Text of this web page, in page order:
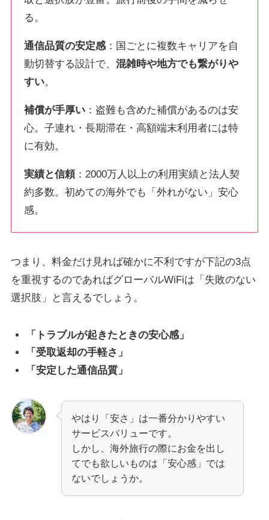
る。
通信品質の安定感 ：国ごとに複数キャリアを自
動切替する設計で、混雑時や地方でも繋がりや
すい。
補償が手厚い ：盗難も含めた補償があるのは安
心。子連れ・長期滞在・高額端末利用者には特
に有効。
実績と信頼：2000万人以上の利用実績と法人契
約多数。初めての海外でも「外れがない」安心
感。
つまり、料金だけ見れば確かに不利ですが下記の3点
を重視するのであればグローバルWiFiは「失敗のない
選択肢」と言えるでしょう。
「トラブルが起きたときの安心感」
「受取返却の手軽さ」
「安定した通信品質」
やはり「安さ」は一番分かりやすい
サービスバリューです。
しかし、海外旅行の際にお金を出し
てでも欲しいものは「安心感」では
ないでしょうか。